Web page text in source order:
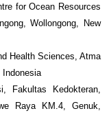
for Ocean Resources
Wollongong, New
Health Sciences, Atma
Fakultas Kedokteran,
Raya KM.4, Genuk,